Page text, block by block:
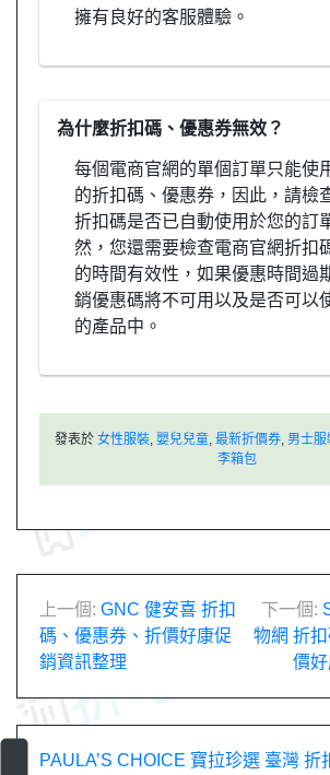
擁有良好的客服體驗。
為什麼折扣碼、優惠券無效？
每個電商官網的單個訂單只能使
的折扣碼、優惠券，因此，請檢
折扣碼是否已自動使用於您的訂
然，您還需要檢查電商官網折扣
的時間有效性，如果優惠時間過
銷優惠碼將不可用以及是否可以
的產品中。
發表於 女性服裝 嬰兒兒童 最新折價券 男士服
李箱包
文
章
導
上一個: GNC 健安喜 折扣
碼、優惠券、折價好康促
銷資訊整理
下一個:
物網 折
價
PAULA’S CHOICE 寶拉珍選 臺灣 折